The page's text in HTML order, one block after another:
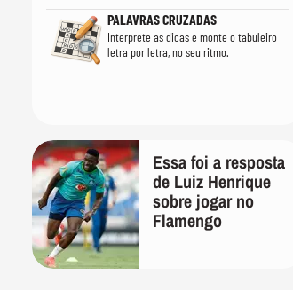
PALAVRAS CRUZADAS
Interprete as dicas e monte o tabuleiro
letra por letra, no seu ritmo.
Essa foi a resposta
de Luiz Henrique
sobre jogar no
Flamengo